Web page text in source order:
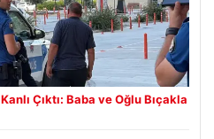
Çıktı: Baba ve Oğlu Bıçakla